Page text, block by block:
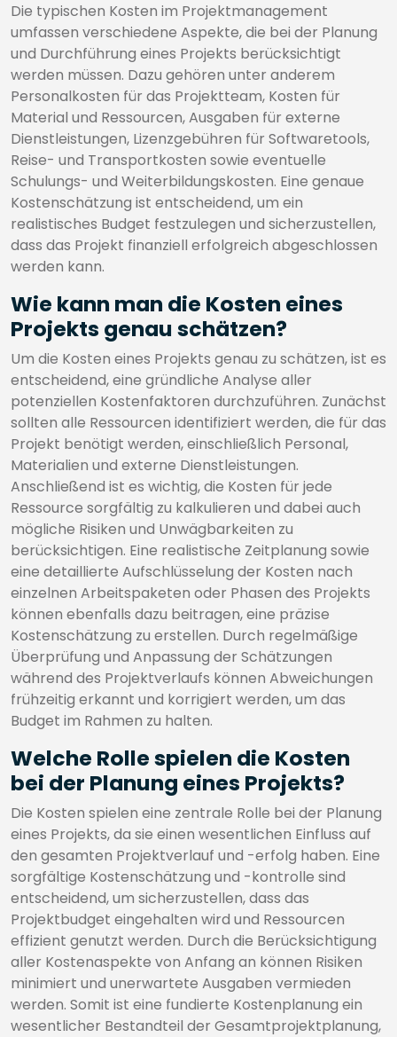
Die typischen Kosten im Projektmanagement
umfassen verschiedene Aspekte, die bei der Planung
und Durchführung eines Projekts berücksichtigt
werden müssen. Dazu gehören unter anderem
Personalkosten für das Projektteam, Kosten für
Material und Ressourcen, Ausgaben für externe
Dienstleistungen, Lizenzgebühren für Softwaretools,
Reise- und Transportkosten sowie eventuelle
Schulungs- und Weiterbildungskosten. Eine genaue
Kostenschätzung ist entscheidend, um ein
realistisches Budget festzulegen und sicherzustellen,
dass das Projekt finanziell erfolgreich abgeschlossen
werden kann.
Wie kann man die Kosten eines
Projekts genau schätzen?
Um die Kosten eines Projekts genau zu schätzen, ist es
entscheidend, eine gründliche Analyse aller
potenziellen Kostenfaktoren durchzuführen. Zunächst
sollten alle Ressourcen identifiziert werden, die für das
Projekt benötigt werden, einschließlich Personal,
Materialien und externe Dienstleistungen.
Anschließend ist es wichtig, die Kosten für jede
Ressource sorgfältig zu kalkulieren und dabei auch
mögliche Risiken und Unwägbarkeiten zu
berücksichtigen. Eine realistische Zeitplanung sowie
eine detaillierte Aufschlüsselung der Kosten nach
einzelnen Arbeitspaketen oder Phasen des Projekts
können ebenfalls dazu beitragen, eine präzise
Kostenschätzung zu erstellen. Durch regelmäßige
Überprüfung und Anpassung der Schätzungen
während des Projektverlaufs können Abweichungen
frühzeitig erkannt und korrigiert werden, um das
Budget im Rahmen zu halten.
Welche Rolle spielen die Kosten
bei der Planung eines Projekts?
Die Kosten spielen eine zentrale Rolle bei der Planung
eines Projekts, da sie einen wesentlichen Einfluss auf
den gesamten Projektverlauf und -erfolg haben. Eine
sorgfältige Kostenschätzung und -kontrolle sind
entscheidend, um sicherzustellen, dass das
Projektbudget eingehalten wird und Ressourcen
effizient genutzt werden. Durch die Berücksichtigung
aller Kostenaspekte von Anfang an können Risiken
minimiert und unerwartete Ausgaben vermieden
werden. Somit ist eine fundierte Kostenplanung ein
wesentlicher Bestandteil der Gesamtprojektplanung,